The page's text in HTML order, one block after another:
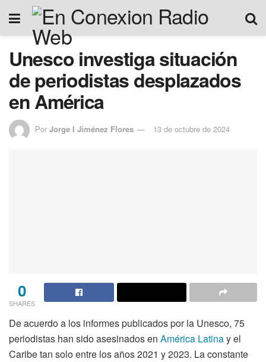
Unesco investiga situación
de periodistas desplazados
en América
Por Jorge I Jiménez Flores 13 de octubre de 2024
0
SHARES
De acuerdo a los informes publicados por la Unesco, 75
periodistas han sido asesinados en América Latinay el
Caribe tan solo entre los años 2021 y 2023. La constante